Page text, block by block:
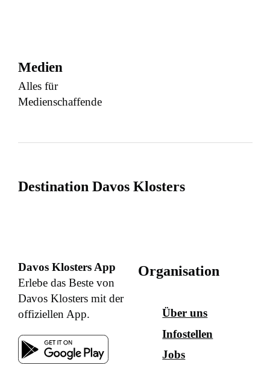
Medien
Alles für
Medienschaffende
Destination Davos Klosters
Davos Klosters App
Erlebe das Beste von
Davos Klosters mit der
offiziellen App.
Organisation
Über uns
Infostellen
Jobs